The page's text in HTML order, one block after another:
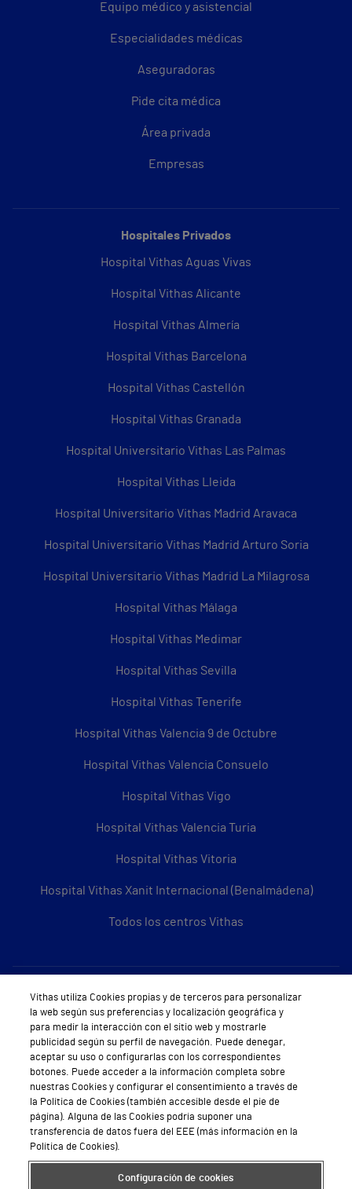
Equipo médico y asistencial
Especialidades médicas
Aseguradoras
Pide cita médica
Área privada
Empresas
Hospitales Privados
Hospital Vithas Aguas Vivas
Hospital Vithas Alicante
Hospital Vithas Almería
Hospital Vithas Barcelona
Hospital Vithas Castellón
Hospital Vithas Granada
Hospital Universitario Vithas Las Palmas
Hospital Vithas Lleida
Hospital Universitario Vithas Madrid Aravaca
Hospital Universitario Vithas Madrid Arturo Soria
Hospital Universitario Vithas Madrid La Milagrosa
Hospital Vithas Málaga
Hospital Vithas Medimar
Hospital Vithas Sevilla
Hospital Vithas Tenerife
Hospital Vithas Valencia 9 de Octubre
Hospital Vithas Valencia Consuelo
Hospital Vithas Vigo
Hospital Vithas Valencia Turia
Hospital Vithas Vitoria
Hospital Vithas Xanit Internacional (Benalmádena)
Todos los centros Vithas
Sobre Vithas
Quiénes somos
Trabajar en Vithas
Teléfono Cita Médica
Teléfono Atención al Cliente
Política de seguridad y salud en el trabajo
Conoce a Supervita
Vithas utiliza Cookies propias y de terceros para personalizar
la web según sus preferencias y localización geográfica y
para medir la interacción con el sitio web y mostrarle
publicidad según su perfil de navegación. Puede denegar,
aceptar su uso o configurarlas con los correspondientes
botones. Puede acceder a la información completa sobre
nuestras Cookies y configurar el consentimiento a través de
la Política de Cookies (también accesible desde el pie de
página). Alguna de las Cookies podría suponer una
transferencia de datos fuera del EEE (más información en la
Política de Cookies).
Configuración de cookies